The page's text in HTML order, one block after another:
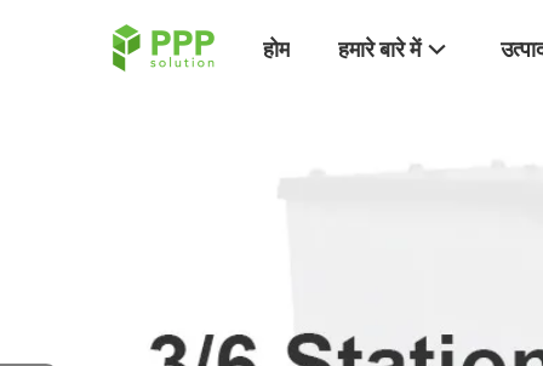
होम हमारे बारे में